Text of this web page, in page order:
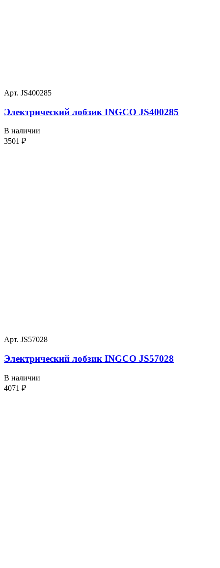
Арт. JS400285
Электрический лобзик INGCO JS400285
В наличии
3501 ₽
Арт. JS57028
Электрический лобзик INGCO JS57028
В наличии
4071 ₽